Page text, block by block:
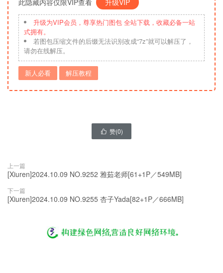
此隐藏内容仅限VIP查看 升级VIP
升级为VIP会员，尊享热门图包 全站下载，收藏必备一站
式拥有。
若图包压缩文件的后缀无法识别改成“7z”就可以解压了，
请勿在线解压。
新人必看 解压教程
 赞(0)
上一篇
[Xiuren]2024.10.09 NO.9252 雅茹老师[61+1P／549MB]
下一篇
[Xiuren]2024.10.09 NO.9255 杏子Yada[82+1P／666MB]